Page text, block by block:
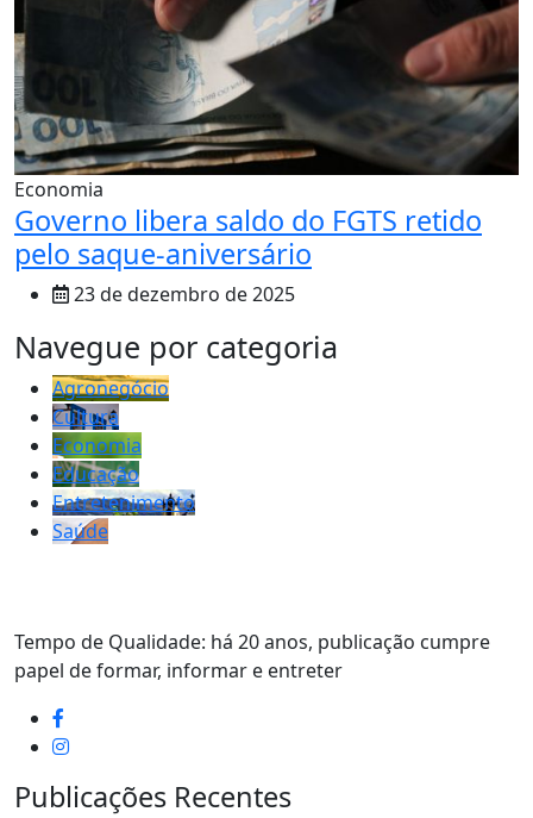
Economia
Governo libera saldo do FGTS retido
pelo saque-aniversário
23 de dezembro de 2025
MAIS VISTOS
Navegue por categoria
Agronegócio
Cultura
Economia
Educação
Entretenimento
Saúde
Tempo de Qualidade: há 20 anos, publicação cumpre
papel de formar, informar e entreter
Publicações Recentes